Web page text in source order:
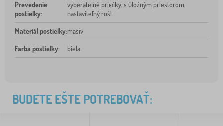
Prevedenie
postieľky:
vyberateľné priečky, s úložným priestorom,
nastaviteľný rošt
Materiál postieľky:masív
Farba postieľky: biela
BUDETE EŠTE POTREBOVAŤ: